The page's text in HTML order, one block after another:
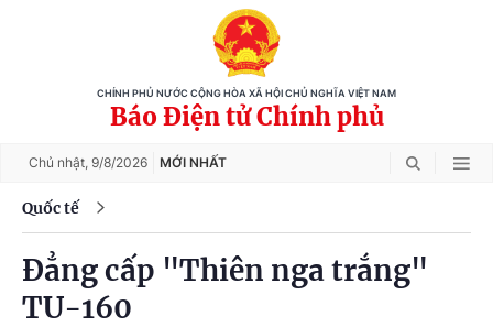
CHÍNH PHỦ NƯỚC CỘNG HÒA XÃ HỘI CHỦ NGHĨA VIỆT NAM
Báo Điện tử Chính phủ
Chủ nhật, 9/8/2026 MỚI NHẤT
Quốc tế
Đẳng cấp "Thiên nga trắng"
TU-160